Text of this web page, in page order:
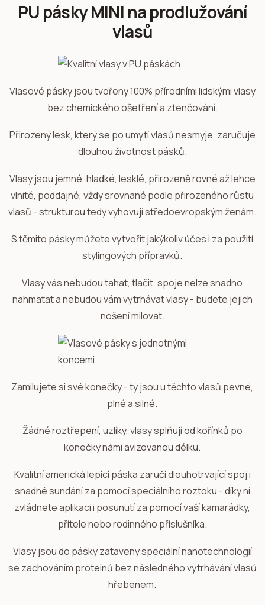
PU pásky MINI na prodlužování
vlasů
Vlasové pásky jsou tvořeny 100% přírodními lidskými vlasy
bez chemického ošetření a ztenčování.
Přirozený lesk, který se po umytí vlasů nesmyje, zaručuje
dlouhou životnost pásků.
Vlasy jsou jemné, hladké, lesklé, přirozeně rovné až lehce
vlnité, poddajné, vždy srovnané podle přirozeného růstu
vlasů - strukturou tedy vyhovují středoevropským ženám.
S těmito pásky můžete vytvořit jakýkoliv účes i za použití
stylingových přípravků.
Vlasy vás nebudou tahat, tlačit, spoje nelze snadno
nahmatat a nebudou vám vytrhávat vlasy - budete jejich
nošení milovat.
Zamilujete si své konečky - ty jsou u těchto vlasů pevné,
plné a silné.
Žádné roztřepení, uzlíky, vlasy splňují od kořínků po
konečky námi avizovanou délku.
Kvalitní americká lepící páska zaručí dlouhotrvající spoj i
snadné sundání za pomocí speciálního roztoku - díky ní
zvládnete aplikaci i posunutí za pomocí vaší kamarádky,
přítele nebo rodinného příslušníka.
Vlasy jsou do pásky zataveny speciální nanotechnologií
se zachováním proteinů bez následného vytrhávání vlasů
hřebenem.